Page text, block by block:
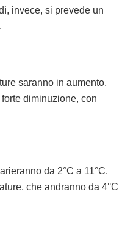
invece, si prevede un
saranno in aumento,
diminuzione, con
da 2°C a 11°C.
che andranno da 4°C